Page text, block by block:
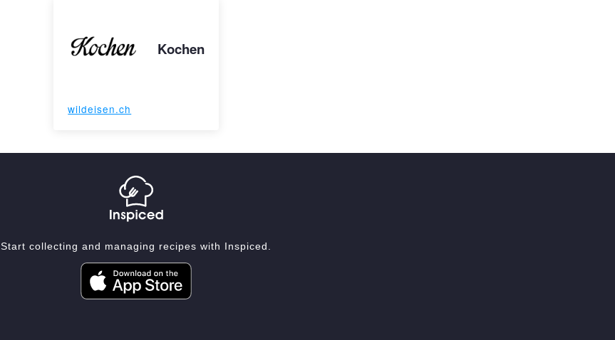
Kochen
wildeisen.ch
Start collecting and managing recipes with Inspiced.